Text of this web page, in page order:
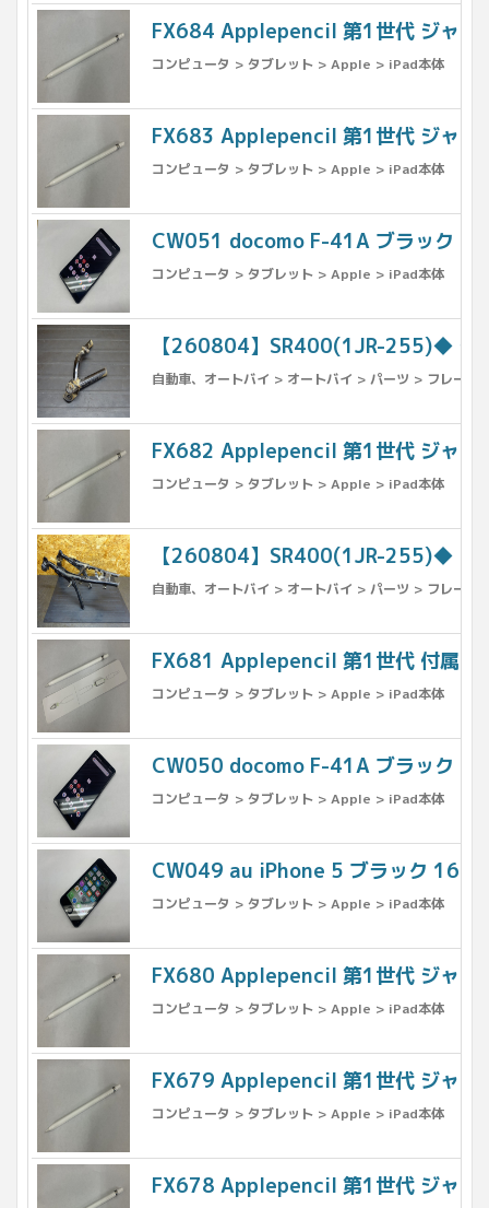
FX684 Applepencil 第1世代 ジャン
コンピュータ > タブレット > Apple > iPad本体
FX683 Applepencil 第1世代 ジャン
コンピュータ > タブレット > Apple > iPad本体
CW051 docomo F-41A ブラック ジ
コンピュータ > タブレット > Apple > iPad本体
【260804】SR400(1JR-255)◆ タ
自動車、オートバイ > オートバイ > パーツ > フレーム
FX682 Applepencil 第1世代 ジャン
コンピュータ > タブレット > Apple > iPad本体
【260804】SR400(1JR-255)◆ シ
自動車、オートバイ > オートバイ > パーツ > フレーム
FX681 Applepencil 第1世代 付属品
コンピュータ > タブレット > Apple > iPad本体
CW050 docomo F-41A ブラック
コンピュータ > タブレット > Apple > iPad本体
CW049 au iPhone 5 ブラック
コンピュータ > タブレット > Apple > iPad本体
FX680 Applepencil 第1世代 ジャン
コンピュータ > タブレット > Apple > iPad本体
FX679 Applepencil 第1世代 ジャン
コンピュータ > タブレット > Apple > iPad本体
FX678 Applepencil 第1世代 ジャン